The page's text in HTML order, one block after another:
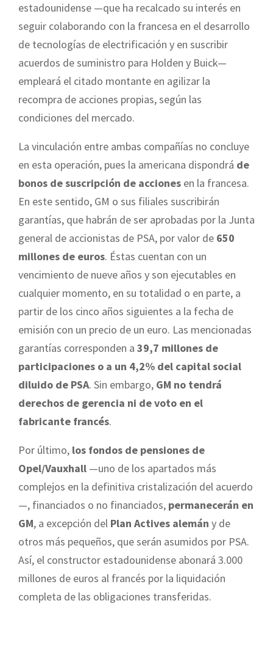
estadounidense —que ha recalcado su interés en
seguir colaborando con la francesa en el desarrollo
de tecnologías de electrificación y en suscribir
acuerdos de suministro para Holden y Buick—
empleará el citado montante en agilizar la
recompra de acciones propias, según las
condiciones del mercado.
La vinculación entre ambas compañías no concluye
en esta operación, pues la americana dispondrá de
bonos de suscripción de acciones en la francesa.
En este sentido, GM o sus filiales suscribirán
garantías, que habrán de ser aprobadas por la Junta
general de accionistas de PSA, por valor de 650
millones de euros. Éstas cuentan con un
vencimiento de nueve años y son ejecutables en
cualquier momento, en su totalidad o en parte, a
partir de los cinco años siguientes a la fecha de
emisión con un precio de un euro. Las mencionadas
garantías corresponden a 39,7 millones de
participaciones o a un 4,2% del capital social
diluido de PSA. Sin embargo, GM no tendrá
derechos de gerencia ni de voto en el
fabricante francés.
Por último, los fondos de pensiones de
Opel/Vauxhall —uno de los apartados más
complejos en la definitiva cristalización del acuerdo
—, financiados o no financiados, permanecerán en
GM, a excepción del Plan Actives alemán y de
otros más pequeños, que serán asumidos por PSA.
Así, el constructor estadounidense abonará 3.000
millones de euros al francés por la liquidación
completa de las obligaciones transferidas.